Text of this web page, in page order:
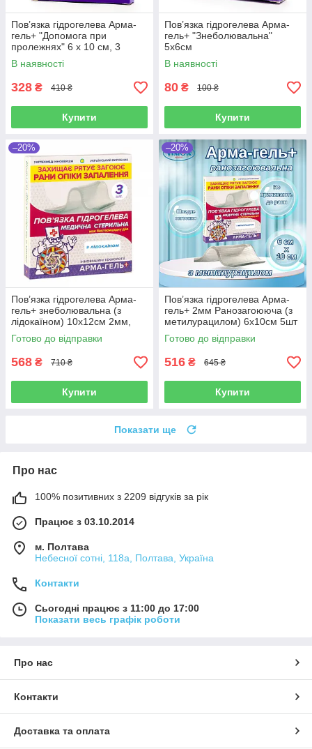
Пов’язка гідрогелева Арма-
гель+ "Допомога при
пролежнях" 6 х 10 см, 3
пов'язки в упаковці
В наявності
328 ₴ 410 ₴
Купити
Пов’язка гідрогелева Арма-
гель+ "Знеболювальна"
5х6см
В наявності
80 ₴ 100 ₴
Купити
–20%
Пов’язка гідрогелева Арма-
гель+ знеболювальна (з
лідокаїном) 10х12см 2мм,
3шт в упаковці
Готово до відправки
568 ₴ 710 ₴
Купити
–20%
Пов’язка гідрогелева Арма-
гель+ 2мм Ранозагоююча (з
метилурацилом) 6х10см 5шт
Готово до відправки
516 ₴ 645 ₴
Купити
Показати ще
Про нас
100% позитивних з 2209 відгуків за рік
Працює з 03.10.2014
м. Полтава
Небесної сотні, 118а, Полтава, Україна
Контакти
Сьогодні працює з 11:00 до 17:00
Показати весь графік роботи
Про нас
Контакти
Доставка та оплата